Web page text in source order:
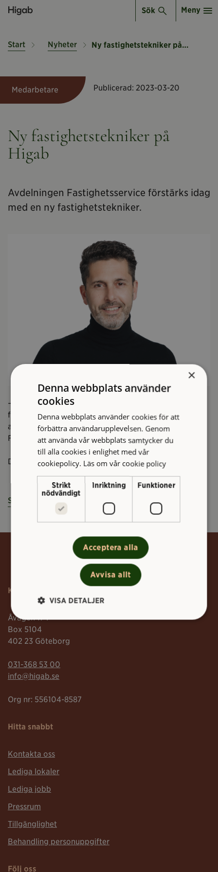
Sök Meny
Start Nyheter Ny fastighetstekniker på Higab
Medarbetare Publicerad: 2023-03-20
Ny fastighetstekniker på
Higab
Avdelningen Fastighetsservice förstärks idag
med en ny fastighetstekniker.
– Danielo Cavalli besitter en gedigen erfarenhet inom
fastighetsområdet och kommer bidra mycket till
avdelningen och bolaget, säger Mikael Ahlgren, chef
Fastighetsservice på Higab.
Danielo kommer närmast från Bostads AB Poseidon.
Start Nyheter
Tillbaka till toppen
Kontakt
Åvägen 17 F
Box 5104
402 23 Göteborg
Telefonnummer:
031-368 53 00
Mailadress:
info@higab.se
Org nr: 556104-8587
Hitta snabbt
Kontakta oss
Lediga lokaler
Lediga jobb
Pressrum
Tillgänglighet
Behandling personuppgifter
Följ oss
×
Denna webbplats använder
cookies
Denna webbplats använder cookies för att
förbättra användarupplevelsen. Genom
att använda vår webbplats samtycker du
till alla cookies i enlighet med vår
cookiepolicy. Läs om vår cookie policy
Strikt
nödvändigt
Inriktning Funktioner
Acceptera alla
Avvisa allt
VISA DETALJER